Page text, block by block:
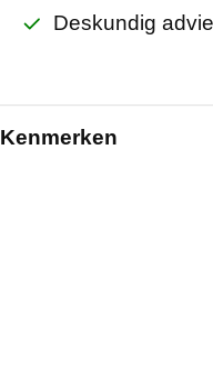
Deskundig
Kenmerken